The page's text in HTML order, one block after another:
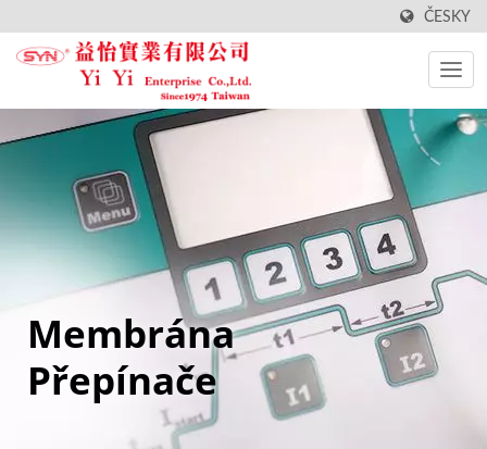
ČESKY
Membrána
Přepínače